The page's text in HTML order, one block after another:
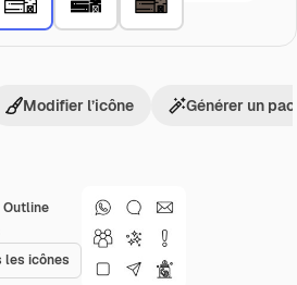
Outline
les icônes
Modifier l’icône Générer un